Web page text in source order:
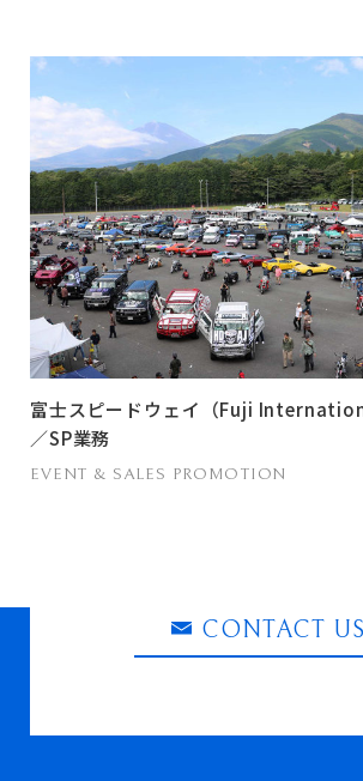
富士スピードウェイ（Fuji
／SP業務
EVENT & SALES PROMOTION
CONTACT US